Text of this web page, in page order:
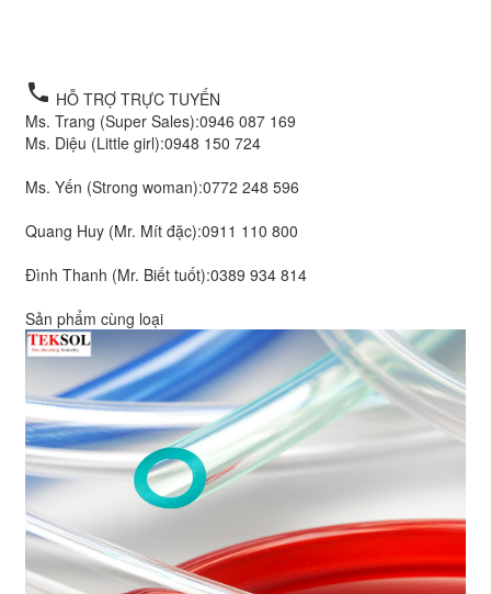
local_phone HỖ TRỢ TRỰC TUYẾN
Ms. Trang (Super Sales):0946 087 169
Ms. Diệu (Little girl):0948 150 724
Ms. Yến (Strong woman):0772 248 596
Quang Huy (Mr. Mít đặc):0911 110 800
Đình Thanh (Mr. Biết tuốt):0389 934 814
Sản phẩm cùng loại